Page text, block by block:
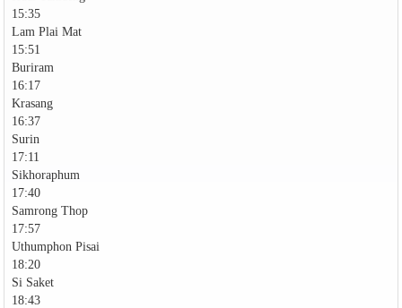
15:35
Lam Plai Mat
15:51
Buriram
16:17
Krasang
16:37
Surin
17:11
Sikhoraphum
17:40
Samrong Thop
17:57
Uthumphon Pisai
18:20
Si Saket
18:43